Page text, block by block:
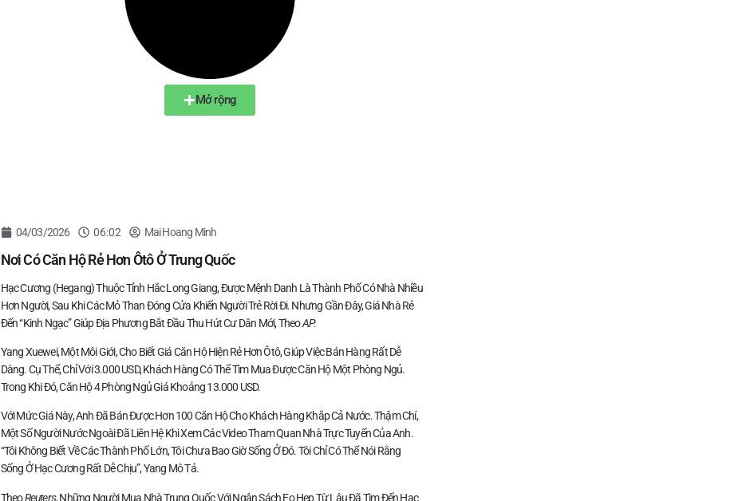
Mở rộng
04/03/2026 06:02 Mai Hoang Minh
Nơi Có Căn Hộ Rẻ Hơn Ôtô Ở Trung Quốc
Hạc Cương (Hegang) Thuộc Tỉnh Hắc Long Giang, Được Mệnh Danh Là Thành Phố Có Nhà Nhiều
Hơn Người, Sau Khi Các Mỏ Than Đóng Cửa Khiến Người Trẻ Rời Đi. Nhưng Gần Đây, Giá Nhà Rẻ
Đến “kinh Ngạc” Giúp Địa Phương Bắt Đầu Thu Hút Cư Dân Mới, TheoAP.
Yang Xuewei, Một Môi Giới, Cho Biết Giá Căn Hộ Hiện Rẻ Hơn Ôtô, Giúp Việc Bán Hàng Rất Dễ
Dàng. Cụ Thể, Chỉ Với 3.000 USD, Khách Hàng Có Thể Tìm Mua Được Căn Hộ Một Phòng Ngủ.
Trong Khi Đó, Căn Hộ 4 Phòng Ngủ Giá Khoảng 13.000 USD.
Với Mức Giá Này, Anh Đã Bán Được Hơn 100 Căn Hộ Cho Khách Hàng Khắp Cả Nước. Thậm Chí,
Một Số Người Nước Ngoài Đã Liên Hệ Khi Xem Các Video Tham Quan Nhà Trực Tuyến Của Anh.
“Tôi Không Biết Về Các Thành Phố Lớn, Tôi Chưa Bao Giờ Sống Ở Đó. Tôi Chỉ Có Thể Nói Rằng
Sống Ở Hạc Cương Rất Dễ Chịu”, Yang Mô Tả.
TheoReuters, Những Người Mua Nhà Trung Quốc Với Ngân Sách Eo Hẹp Từ Lâu Đã Tìm Đến Hạc